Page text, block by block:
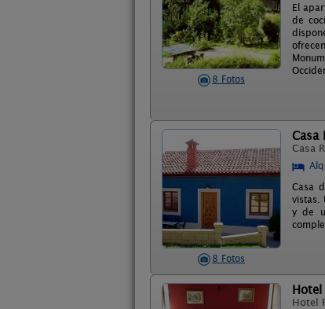
8 Fotos
El
de
8 Fotos
Casa
Casa
Casa
vistas.
y de
Hotel
Hotel